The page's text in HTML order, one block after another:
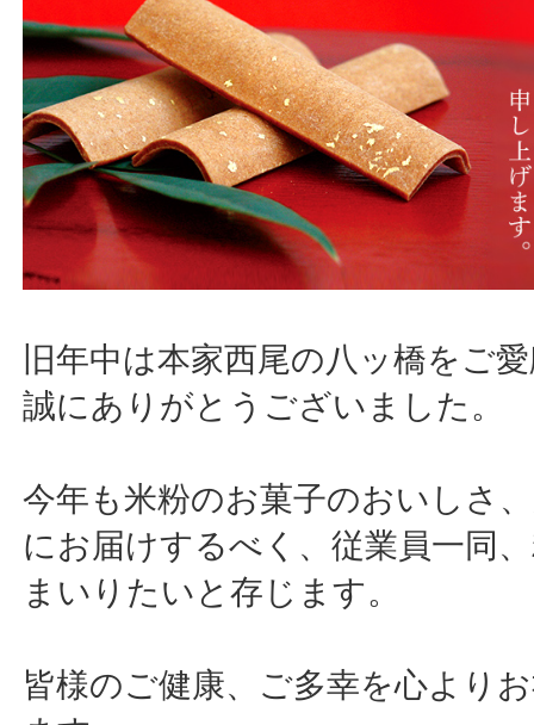
旧年中は本家西尾の八ッ橋をご
誠にありがとうございました。
今年も米粉のお菓子のおいしさ
にお届けするべく、従業員一同
まいりたいと存じます。
皆様のご健康、ご多幸を心より